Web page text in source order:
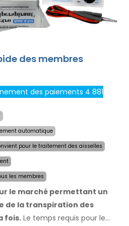
des membres
des paiements 4 881
automatique
pour le traitement des aisselles
les membres
le marché permettant un
de la transpiration des
fois. Le temps requis pour le